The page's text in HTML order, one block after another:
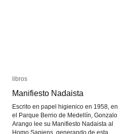
libros
Manifiesto Nadaista
Escrito en papel higienico en 1958, en
el Parque Berrio de Medellín, Gonzalo
Arango lee su Manifiesto Nadaista al
Homo Sapiens. generando de esta
libros
Manifiesto Nadaista